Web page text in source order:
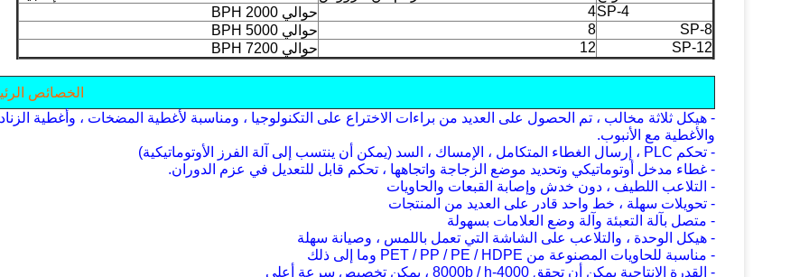
SP-4
4
حوالي 2000 BPH
SP-8
8
حوالي 5000 BPH
SP-12
12 حوالي 7200 BPH
الخصائص
- هيكل ثلاثة مخالب ، تم الحصول على العديد من براءات الاختراع على التكنولوجيا ، ومناسبة لأغطية المضخات ، وأغطية
والأغطية مع الأنبوب.
- تحكم PLC ، إرسال الغطاء المتكامل ، الإمساك ، السد (يمكن أن ينتسب إلى آلة الفرز الأوتوماتيكية)
- غطاء مدخل أوتوماتيكي وتحديد موضع الزجاجة واتجاهها ، تحكم قابل للتعديل في عزم الدوران.
- التلاعب اللطيف ، دون خدش وإصابة القبعات والحاويات
- تحويلات سهلة ، خط واحد قادر على العديد من المنتجات
- متصل بآلة التعبئة وآلة وضع العلامات بسهولة
- هيكل الوحدة ، والتلاعب على الشاشة التي تعمل باللمس ، وصيانة سهلة
- مناسبة للحاويات المصنوعة من PET / PP / PE / HDPE وما إلى ذلك
- القدرة الإنتاجية يمكن أن تحقق 4000-8000b / h ، يمكن تخصيص سرعة أعلى